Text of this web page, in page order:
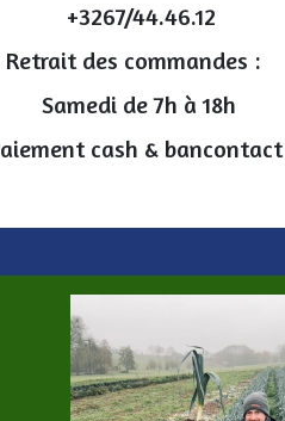
+3267/44.46.12
Retrait des commandes :
Samedi de 7h à 18h
cash & bancontact